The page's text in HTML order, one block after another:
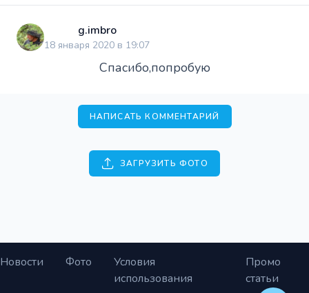
g.imbro
18 января 2020 в 19:07
Спасибо,попробую
НАПИСАТЬ КОММЕНТАРИЙ
ЗАГРУЗИТЬ ФОТО
Новости Фото
Условия
использования
Промо
статьи